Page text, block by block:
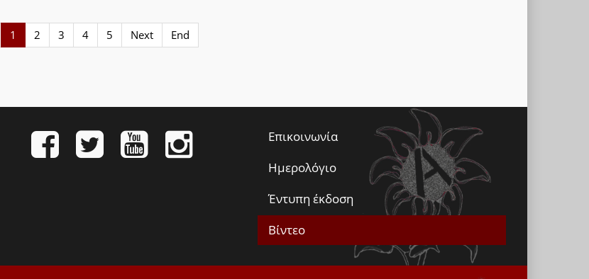
1 2 3 4 5 Next End
Επικοινωνία
Ημερολόγιο
Έντυπη έκδοση
Βίντεο